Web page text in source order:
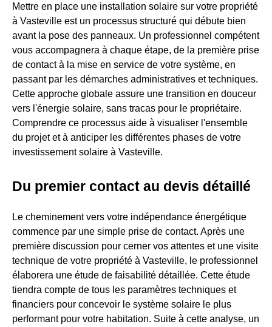
Mettre en place une installation solaire sur votre propriété
à Vasteville est un processus structuré qui débute bien
avant la pose des panneaux. Un professionnel compétent
vous accompagnera à chaque étape, de la première prise
de contact à la mise en service de votre système, en
passant par les démarches administratives et techniques.
Cette approche globale assure une transition en douceur
vers l'énergie solaire, sans tracas pour le propriétaire.
Comprendre ce processus aide à visualiser l'ensemble
du projet et à anticiper les différentes phases de votre
investissement solaire à Vasteville.
Du premier contact au devis détaillé
Le cheminement vers votre indépendance énergétique
commence par une simple prise de contact. Après une
première discussion pour cerner vos attentes et une visite
technique de votre propriété à Vasteville, le professionnel
élaborera une étude de faisabilité détaillée. Cette étude
tiendra compte de tous les paramètres techniques et
financiers pour concevoir le système solaire le plus
performant pour votre habitation. Suite à cette analyse, un